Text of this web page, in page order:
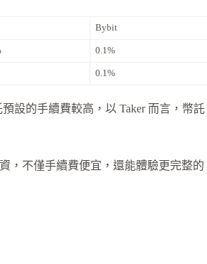
Bybit
0.1%
0.1%
設的手續費較高，以 Taker 而言，幣託
，不僅手續費便宜，還能體驗更完整的